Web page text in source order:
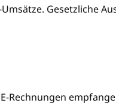
Gesetzliche
Rechnungen